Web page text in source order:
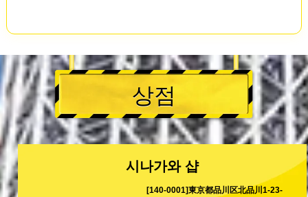
상점
시나가와 샵
[140-0001]東京都品川区北品川1-23-